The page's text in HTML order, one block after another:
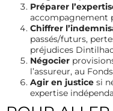
Préparer
accompagnement
Chiffrer
passés/futurs,
préjudices
Négocier
l’assureur, au
Agir en justice si
expertise